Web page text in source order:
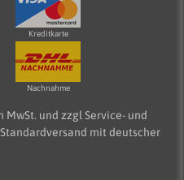
Kreditkarte
Nachnahme
und zzgl Service- und
mit deutscher